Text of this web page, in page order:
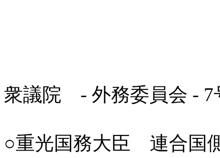
衆議院 - 外務委員会 - 7
○重光国務大臣 連合国